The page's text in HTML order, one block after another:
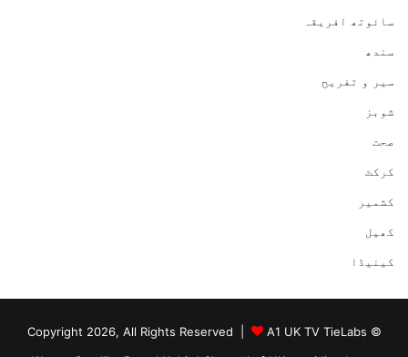
سائوتھ افریقہ
سندھ
سیر و تفریح
شوبز
صحت
کرکٹ
کشمیر
کھیل
کینیڈا
© Copyright 2026, All Rights Reserved |
A1 UK TV TieLabs